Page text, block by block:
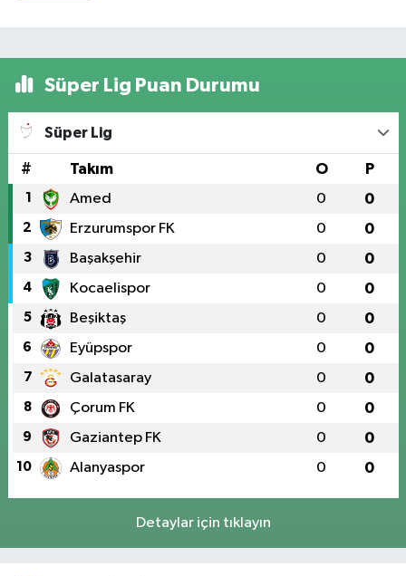
Süper Lig Puan Durumu
Süper Lig
# Takım O P
1 Amed 0 0
2 Erzurumspor FK 0 0
3 Başakşehir 0 0
4 Kocaelispor 0 0
5 Beşiktaş 0 0
6 Eyüpspor 0 0
7 Galatasaray 0 0
8 Çorum FK 0 0
9 Gaziantep FK 0 0
10 Alanyaspor 0 0
Detaylar için tıklayın